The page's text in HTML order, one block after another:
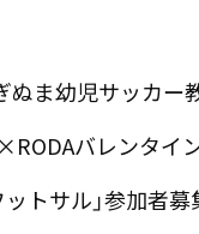
ぬま幼児サッカー
バレンタイ
トサル」参加者募